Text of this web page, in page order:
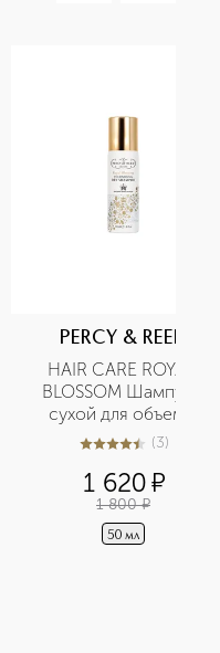
PERCY & REED
HAIR CARE ROYAL
BLOSSOM Шампунь
сухой для объема
волос в дорожном
4.7 из53 (3)
1 620¤
1 800 ¤
50 мл